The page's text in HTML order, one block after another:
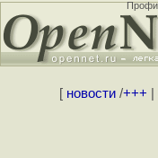
[ новости/+++